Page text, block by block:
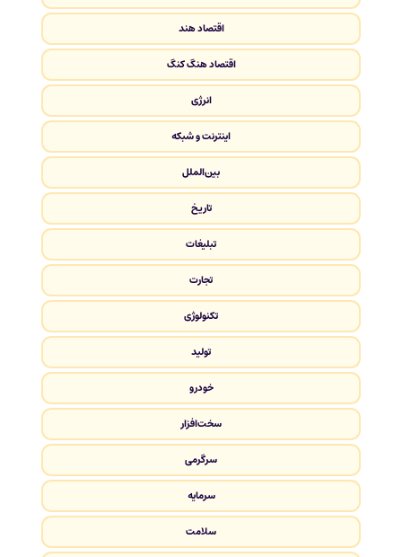
اقتصاد هند
اقتصاد هنگ کنگ
انرژی
اینترنت و شبکه
بین‌الملل
تاریخ
تبلیغات
تجارت
تکنولوژی
تولید
خودرو
سخت‌افزار
سرگرمی
سرمایه
سلامت